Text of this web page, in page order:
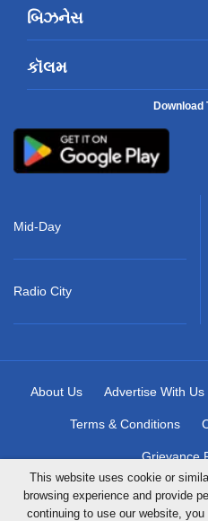
બિઝનેસ
કૉલમ
Download
Mid-Day
Radio City
About Us Advertise With Us
Terms & Conditions
Grievance
This website uses cookie or
browsing experience and provide
continuing to use our website, you